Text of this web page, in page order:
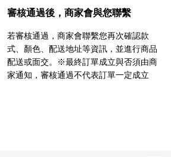
審核通過後，商家會與您聯繫
若審核通過，商家會聯繫您再次確認款
式、顏色、配送地址等資訊，並進行商品
配送或面交。※最終訂單成立與否須由商
家通知，審核通過不代表訂單一定成立